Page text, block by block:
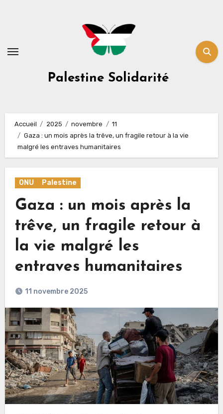
Palestine Solidarité
Accueil 2025 novembre
11
Gaza : un mois après la trêve, un fragile retour à la vie
malgré les entraves humanitaires
ONU Palestine
Gaza : un mois après la
trêve, un fragile retour à
la vie malgré les
entraves humanitaires
11 novembre 2025